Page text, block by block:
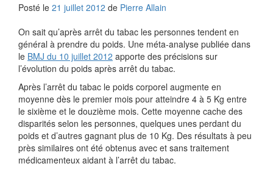
Posté le 21 juillet 2012 de Pierre Allain
On sait qu’après arrêt du tabac les personnes tendent en
général à prendre du poids. Une méta-analyse publiée dans
le BMJ du 10 juillet 2012 apporte des précisions sur
l’évolution du poids après arrêt du tabac.
Après l’arrêt du tabac le poids corporel augmente en
moyenne dès le premier mois pour atteindre 4 à 5 Kg entre
le sixième et le douzième mois. Cette moyenne cache des
disparités selon les personnes, quelques unes perdant du
poids et d’autres gagnant plus de 10 Kg. Des résultats à peu
près similaires ont été obtenus avec et sans traitement
médicamenteux aidant à l’arrêt du tabac.